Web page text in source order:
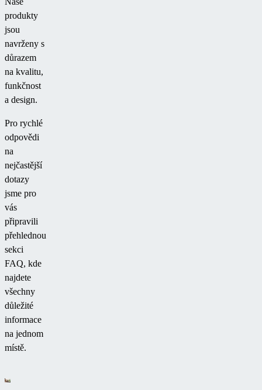
produkty
jsou
navrženy s
důrazem
na kvalitu,
funkčnost
a design.
Pro rychlé
odpovědi
na
nejčastější
dotazy
jsme pro
vás
připravili
přehlednou
sekci
FAQ, kde
najdete
všechny
důležité
informace
na jednom
místě.